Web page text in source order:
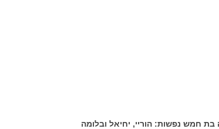
היינו משפחה בת חמש נפשות: הוריי, יחיאל ובלומה